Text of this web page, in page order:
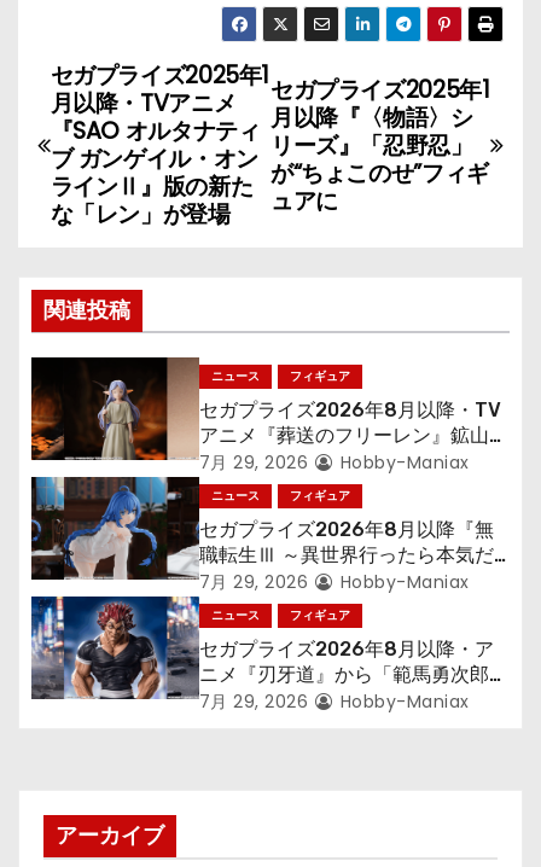
投
稿
ナ
ビ
ゲ
ー
シ
ョ
ン
セガプライズ2025年1
月以降『〈物語〉シ
リーズ』「忍野忍」
が“ちょこのせ”フィギ
ュアに
セガプライズ2025年1
月以降・TVアニメ
『SAO オルタナティ
ブ ガンゲイル・オン
ラインⅡ』版の新た
な「レン」が登場
関連投稿
ニュース フィギュア
セガプライズ2026年8月以降・TV
アニメ『葬送のフリーレン』鉱山で
300年働くことになっっちゃった
「フリーレン」を立体化！
7月 29, 2026 Hobby-Maniax
ニュース フィギュア
セガプライズ2026年8月以降『無
職転生Ⅲ ～異世界行ったら本気だ
す～』から「ロキシー」のフィギュ
アが登場！
7月 29, 2026 Hobby-Maniax
ニュース フィギュア
セガプライズ2026年8月以降・ア
ニメ『刃牙道』から「範馬勇次郎」
が登場ッッ!!
7月 29, 2026 Hobby-Maniax
アーカイブ